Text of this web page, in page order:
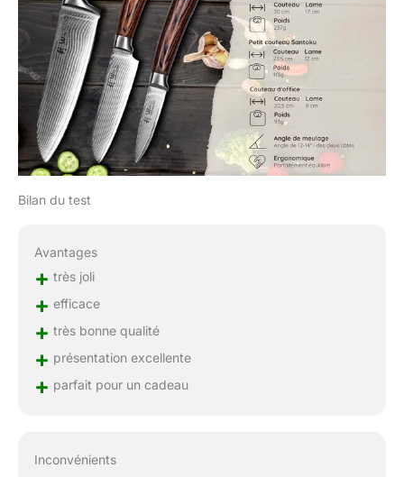
en bois élégante, il est
parfait pour les hommes,
les femmes et les
amateurs de couteaux.
Que ce soit pour des
professionnels ou des
amateurs de cuisine, ce
set apporte joie et qualité
dans chaque cuisine.
Idéal pour des occasions
Bilan du test
Avantages
+ très joli
+ efficace
+ très bonne qualité
+ présentation excellente
+ parfait pour un cadeau
Inconvénients